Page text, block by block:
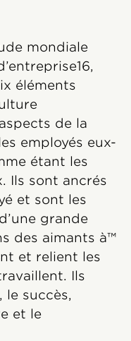
mondiale
éléments
de la
employés eux-
étant les
Ils sont ancrés
et sont les
grande
des aimants à™
et relient les
Ils
le succès,
et le